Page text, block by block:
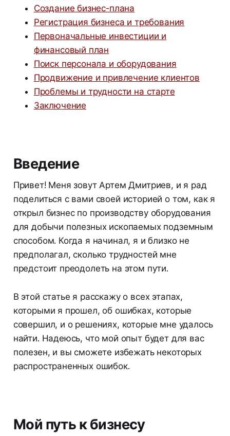
Создание бизнес-плана
Регистрация бизнеса и требования
Первоначальные инвестиции и
финансовый план
Поиск персонала и оборудования
Продвижение и привлечение клиентов
Проблемы и трудности на старте
Заключение
Введение
Привет! Меня зовут Артем Дмитриев, и я рад
поделиться с вами своей историей о том, как я
открыл бизнес по производству оборудования
для добычи полезных ископаемых подземным
способом. Когда я начинал, я и близко не
предполагал, сколько трудностей мне
предстоит преодолеть на этом пути.
В этой статье я расскажу о всех этапах,
которыми я прошел, об ошибках, которые
совершил, и о решениях, которые мне удалось
найти. Надеюсь, что мой опыт будет для вас
полезен, и вы сможете избежать некоторых
распространенных ошибок.
Мой путь к бизнесу